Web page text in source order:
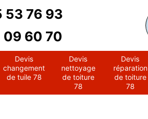
53 76 93
09 60 70
Devis
changement
de tuile 78
Devis
nettoyage
de toiture
78
Devis
réparation
de toiture
78